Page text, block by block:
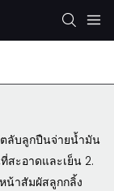
ตลับลูกปืนจ่ายน้ำมัน
ะอาดและเย็น 2.
น้าสัมผัสลูกกลิ้ง